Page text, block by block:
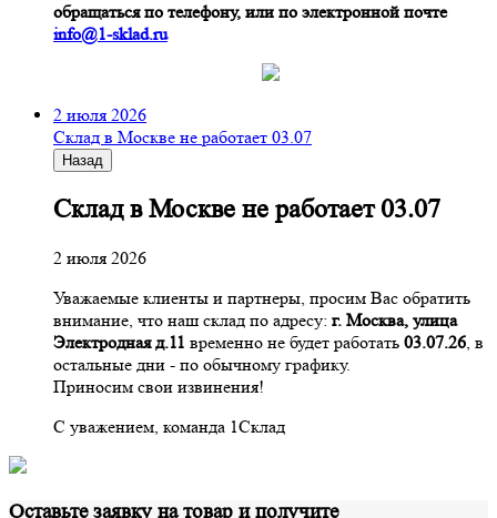
обращаться по телефону, или по электронной почте
info@1-sklad.ru
2 июля 2026
Склад в Москве не работает 03.07
Назад
Склад в Москве не работает 03.07
2 июля 2026
Уважаемые клиенты и партнеры, просим Вас обратить
внимание, что наш склад по адресу: г. Москва, улица
Электродная д.11 временно не будет работать 03.07.26, в
остальные дни - по обычному графику.
Приносим свои извинения!
С уважением, команда 1Склад
Оставьте заявку на товар и получите